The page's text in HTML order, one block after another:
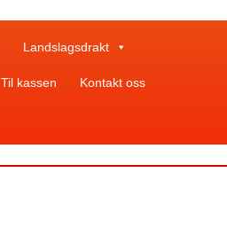
Landslagsdrakt
Til kassen Kontakt oss